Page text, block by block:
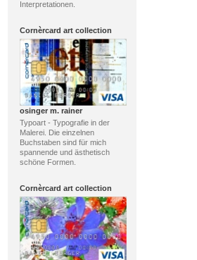
Interpretationen.
Cornèrcard art collection
osinger m. rainer
Typoart - Typografie in der
Malerei. Die einzelnen
Buchstaben sind für mich
spannende und ästhetisch
schöne Formen.
Cornèrcard art collection